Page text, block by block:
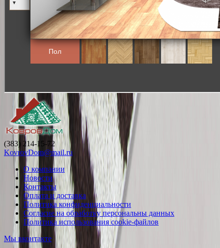
(383) 214-15-72
KovrovDom@mail.ru
О компании
Новости
Контакты
Оплата и доставка
Политика конфиденциальности
Согласие на обработку персональны данных
Политика использования cookie-файлов
Мы вконтакте